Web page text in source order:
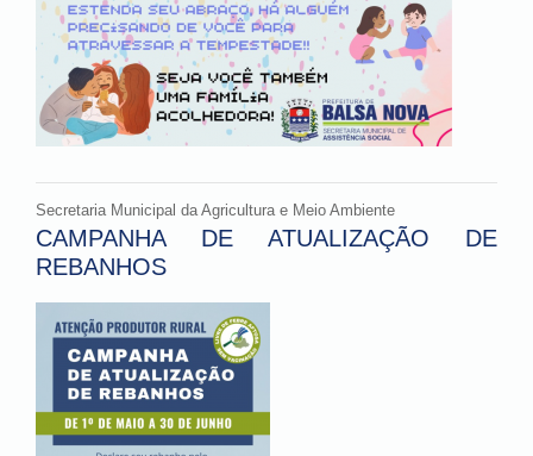
Secretaria Municipal da Agricultura e Meio Ambiente
CAMPANHA DE ATUALIZAÇÃO DE
REBANHOS